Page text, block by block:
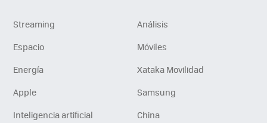
Streaming
Análisis
Espacio
Móviles
Energía
Xataka Movilidad
Apple
Samsung
Inteligencia artificial
China